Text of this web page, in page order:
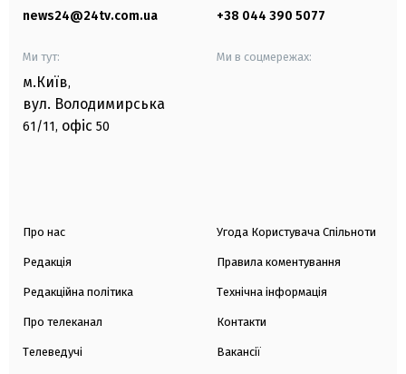
news24@24tv.com.ua +38 044 390 5077
Ми тут:
м.Київ,
вул. Володимирська
61/11, офіс 50
Ми в соцмережах:
Про нас
Редакція
Редакційна політика
Про телеканал
Телеведучі
Угода Користувача Спільноти
Правила коментування
Технічна інформація
Контакти
Вакансії